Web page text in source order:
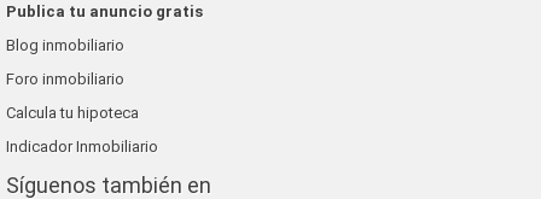
Publica tu anuncio gratis
Blog inmobiliario
Foro inmobiliario
Calcula tu hipoteca
Indicador Inmobiliario
Síguenos también en